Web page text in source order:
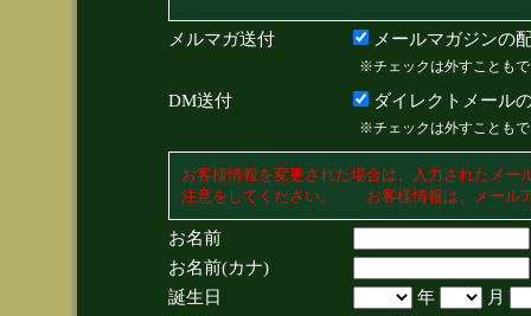
メルマガ送付 メールマガジンの
※チェックは外すことも
DM送付 ダイレクトメール
※チェックは外すことも
お客様情報を変更された場合は、入力されたメ
注意をしてください。 お客様情報は、メール
お名前
お名前(カナ)
誕生日
年
月